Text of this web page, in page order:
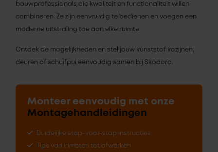
bouwprofessionals die kwaliteit en functionaliteit willen
combineren. Ze zijn eenvoudig te bedienen en voegen een
moderne uitstraling toe aan elke ruimte.
Ontdek de mogelijkheden en stel jouw kunststof kozijnen,
deuren of schuifpui eenvoudig samen bij Skodora.
Monteer eenvoudig met onze
Montagehandleidingen
Duidelijke stap-voor-stap instructies
Tips van inmeten tot afwerken